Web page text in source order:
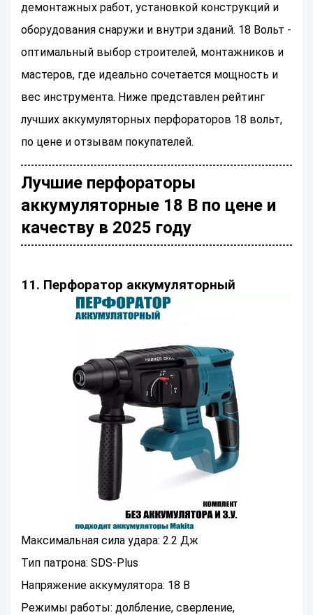
демонтажных работ, установкой конструкций и
оборудования снаружи и внутри зданий. 18 Вольт -
оптимальный выбор строителей, монтажников и
мастеров, где идеально сочетается мощность и
вес инструмента. Ниже представлен рейтинг
лучших аккумуляторных перфораторов 18 вольт,
по цене и отзывам покупателей.
Лучшие перфораторы
аккумуляторные 18 В по цене и
качеству в 2025 году
11. Перфоратор аккумуляторный
Максимальная сила удара: 2.2 Дж
Тип патрона: SDS-Plus
Напряжение аккумулятора: 18 В
Режимы работы: долбление, сверление,